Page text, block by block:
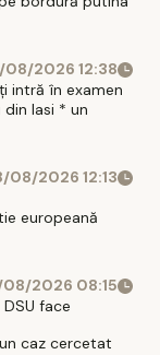
2026 12:38
intră în examen
Iasi * un
08/2026 12:13
europeană
2026 08:15
face
caz cercetat